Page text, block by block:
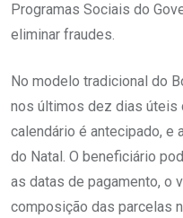
Programas Sociais do
eliminar fraudes.
No modelo tradicional do
nos últimos dez dias úteis
calendário é antecipado, e
do Natal. O beneficiário
as datas de pagamento, o
composição das parcelas